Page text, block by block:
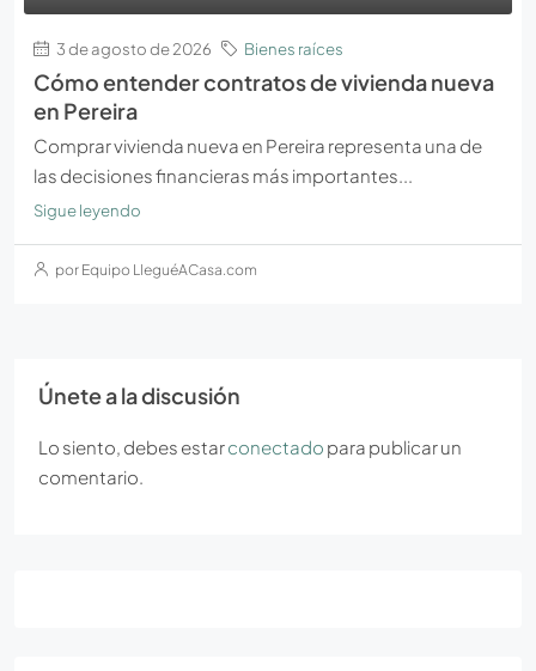
3 de agosto de 2026 Bienes raíces
Cómo entender contratos de vivienda nueva
en Pereira
Comprar vivienda nueva en Pereira representa una de
las decisiones financieras más importantes...
Sigue leyendo
por Equipo LleguéACasa.com
Únete a la discusión
Lo siento, debes estarconectado para publicar un
comentario.